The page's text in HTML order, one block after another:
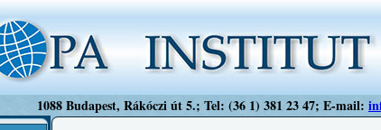
1088 Budapest, Rákóczi út 5.; Tel: (36 1) 381 23 47; E-mail: